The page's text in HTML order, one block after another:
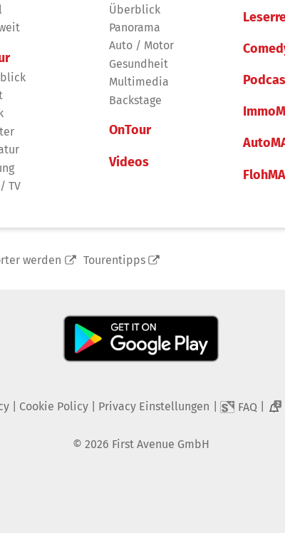
TV
Überblick
Panorama
Auto / Motor
Gesundheit
Multimedia
Backstage
OnTour
Videos
werden Tourentipps
| Cookie Policy| Privacy Einstellungen FAQ 2
© 2026 First Avenue GmbH